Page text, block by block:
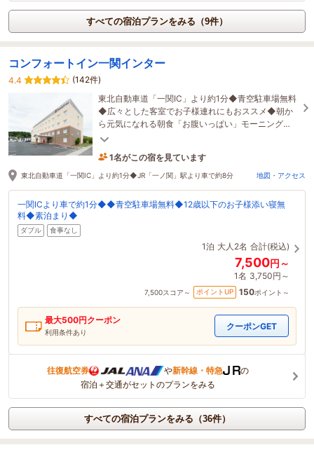
すべての宿泊プランをみる（9件）
コンフォートイン一関インター
4.4
(142件)
東北自動車道「一関IC」より約1分◆青空駐車場無料
◆広々とした客室でお子様連れにもおススメ◆朝か
ら元気になれる朝食「お腹いっぱい」モーニング
◆12歳まで添い寝無料
1名がこの宿を見ています
20分前に予約されました
東北自動車道「一関IC」より約1分◆JR「一ノ関」駅より車で約8分 地図・アクセス
一関ICより車で約1分◆◆青空駐車場無料◆12歳以下のお子様添い寝無
料◆素泊まり◆
ダブル 食事なし
1泊 大人2名 合計(税込)
7,500円～
1名 3,750円～
7,500スコア～ ポイントUP 150ポイント～
最大500円クーポン
利用条件あり
クーポンGET
往復航空券 や新幹線・特急
の
宿泊＋交通がセットのプランをみる
すべての宿泊プランをみる（36件）